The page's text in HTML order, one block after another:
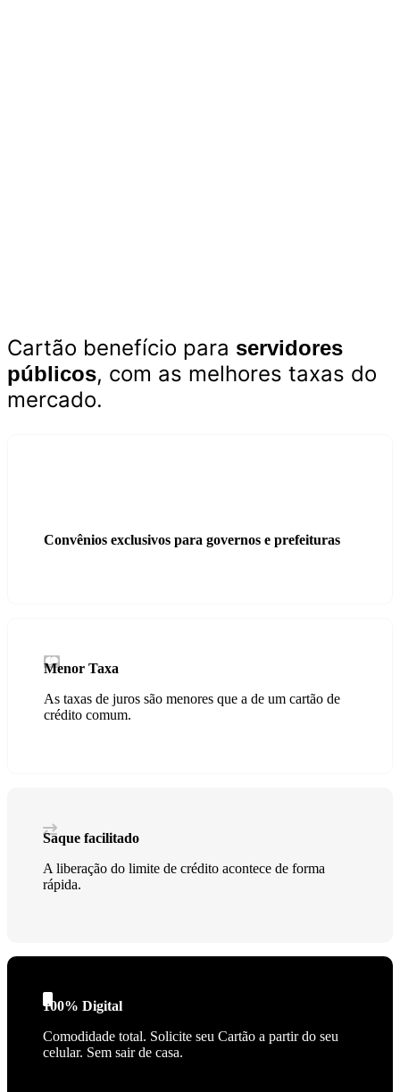
Cartão benefício para servidores
públicos, com as melhores taxas do
mercado.
Convênios exclusivos para governos e prefeituras
Menor Taxa
As taxas de juros são menores que a de um cartão de
crédito comum.
Saque facilitado
A liberação do limite de crédito acontece de forma
rápida.
100% Digital
Comodidade total. Solicite seu Cartão a partir do seu
celular. Sem sair de casa.